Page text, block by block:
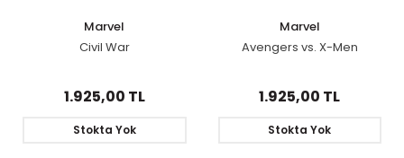
Marvel
Civil War
1.925,00 TL
Stokta Yok
Marvel
Avengers vs. X-Men
1.925,00 TL
Stokta Yok